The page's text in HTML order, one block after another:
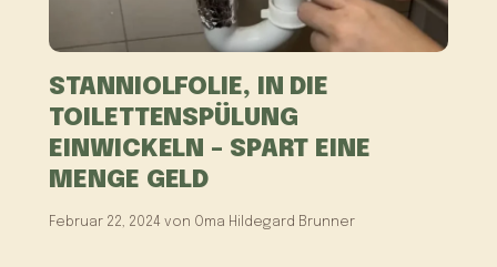
STANNIOLFOLIE, IN DIE
TOILETTENSPÜLUNG
EINWICKELN – SPART EINE
MENGE GELD
Februar 22, 2024 von Oma Hildegard Brunner